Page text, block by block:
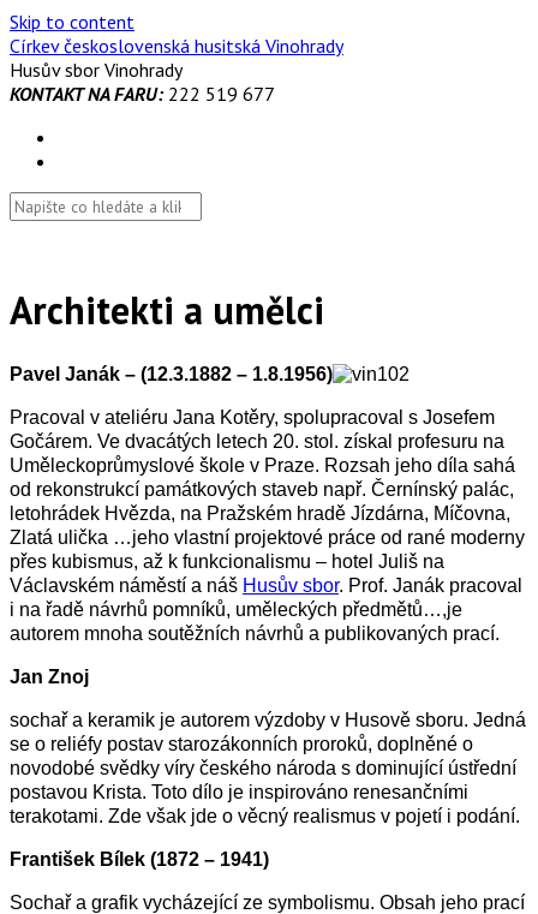
Skip to content
Církev československá husitská Vinohrady
Husův sbor Vinohrady
KONTAKT NA FARU:222 519 677
Architekti a umělci
Pavel Janák – (12.3.1882 – 1.8.1956)
Pracoval v ateliéru Jana Kotěry, spolupracoval s Josefem
Gočárem. Ve dvacátých letech 20. stol. získal profesuru na
Uměleckoprůmyslové škole v Praze. Rozsah jeho díla sahá
od rekonstrukcí památkových staveb např. Černínský palác,
letohrádek Hvězda, na Pražském hradě Jízdárna, Míčovna,
Zlatá ulička …jeho vlastní projektové práce od rané moderny
přes kubismus, až k funkcionalismu – hotel Juliš na
Václavském náměstí a náš Husův sbor. Prof. Janák pracoval
i na řadě návrhů pomníků, uměleckých předmětů…,je
autorem mnoha soutěžních návrhů a publikovaných prací.
Jan Znoj
sochař a keramik je autorem výzdoby v Husově sboru. Jedná
se o reliéfy postav starozákonních proroků, doplněné o
novodobé svědky víry českého národa s dominující ústřední
postavou Krista. Toto dílo je inspirováno renesančními
terakotami. Zde však jde o věcný realismus v pojetí i podání.
František Bílek (1872 – 1941)
Sochař a grafik vycházející ze symbolismu. Obsah jeho prací